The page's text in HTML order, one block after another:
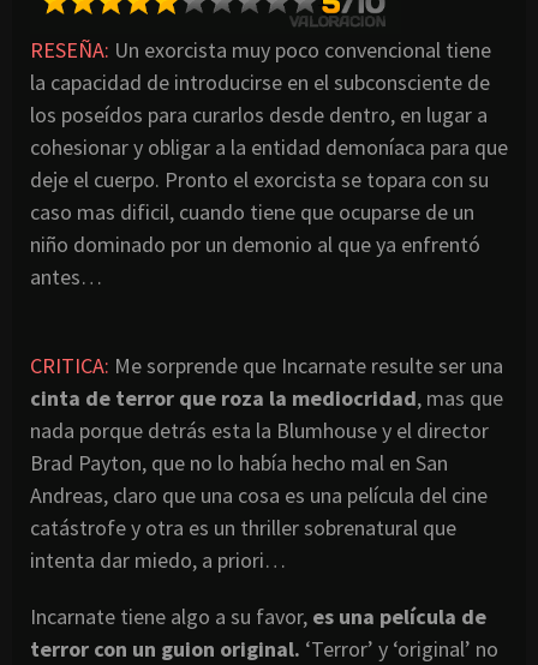
RESEÑA: Un exorcista muy poco convencional tiene
la capacidad de introducirse en el subconsciente de
los poseídos para curarlos desde dentro, en lugar a
cohesionar y obligar a la entidad demoníaca para que
deje el cuerpo. Pronto el exorcista se topara con su
caso mas dificil, cuando tiene que ocuparse de un
niño dominado por un demonio al que ya enfrentó
antes…
CRITICA: Me sorprende que Incarnate resulte ser una
cinta de terror que roza la mediocridad, mas que
nada porque detrás esta la Blumhouse y el director
Brad Payton, que no lo había hecho mal en San
Andreas, claro que una cosa es una película del cine
catástrofe y otra es un thriller sobrenatural que
intenta dar miedo, a priori…
Incarnate tiene algo a su favor, es una película de
terror con un guion original. ‘Terror’ y ‘original’ no